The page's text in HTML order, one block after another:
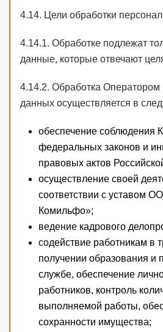
4.14. Цели обработки
4.14.1. Обработке подлежат
данные, которые отвечают
4.14.2. Обработка
данных осуществляется в
обеспечение соблюдения
федеральных законов и
правовых актов
осуществление своей
соответствии с уставом
Комильфо»;
ведение кадрового
содействие работникам в
получении образования и
службе, обеспечение
работников, контроль
выполняемой работы,
сохранности имущества;